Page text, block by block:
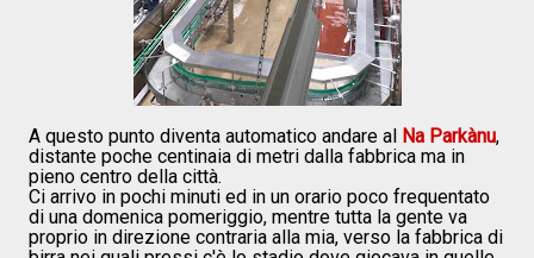
A questo punto diventa automatico andare al Na Parkànu,
distante poche centinaia di metri dalla fabbrica ma in
pieno centro della città.
Ci arrivo in pochi minuti ed in un orario poco frequentato
di una domenica pomeriggio, mentre tutta la gente va
proprio in direzione contraria alla mia, verso la fabbrica di